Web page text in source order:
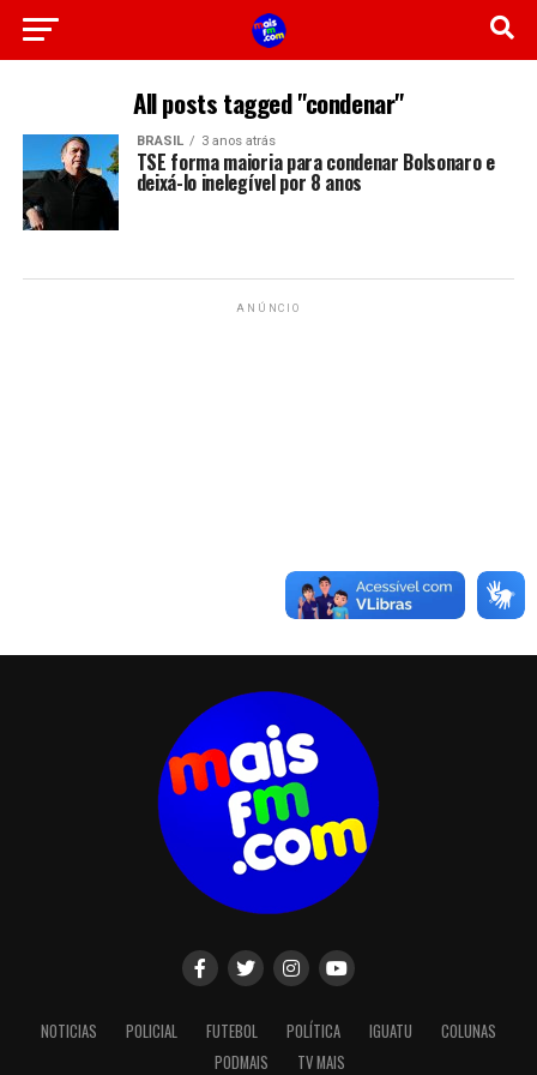
All posts tagged "condenar"
BRASIL 3 anos atrás
TSE forma maioria para condenar Bolsonaro e
deixá-lo inelegível por 8 anos
ANÚNCIO
NOTICIAS POLICIAL FUTEBOL POLÍTICA IGUATU
COLUNAS
PODMAIS
TV MAIS